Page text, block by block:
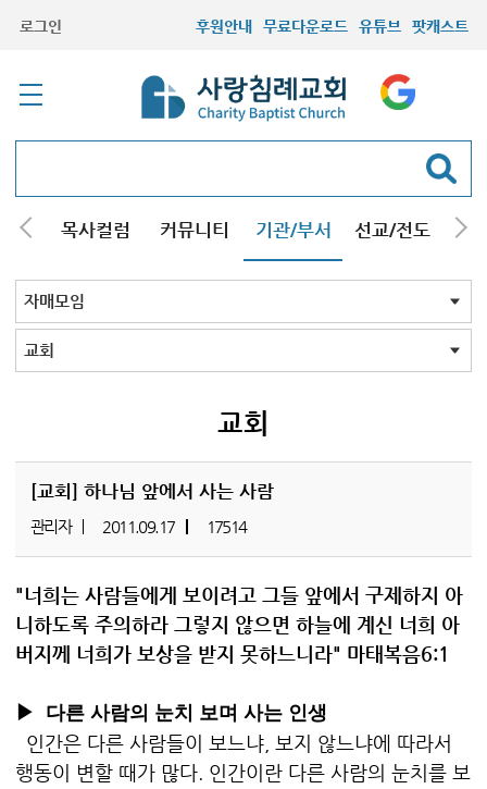
로그인 후원안내 무료다운로드 유튜브 팟캐스트
해 목사컬럼 커뮤니티 기관/부서 선교/전도 질
교회학교
청년부
청장년부
형제모임
자매모임
기타모임
어르신모임
영재과학반
신학원
자매모임 전체
교회
교회
[교회] 하나님 앞에서 사는 사람
관리자 2011.09.17 17514
"너희는 사람들에게 보이려고 그들 앞에서 구제하지 아
니하도록 주의하라 그렇지 않으면 하늘에 계신 너희 아
버지께 너희가 보상을 받지 못하느니라" 마태복음6:1
▶ 다른 사람의 눈치 보며 사는 인생
인간은 다른 사람들이 보느냐, 보지 않느냐에 따라서
행동이 변할 때가 많다. 인간이란 다른 사람의 눈치를 보